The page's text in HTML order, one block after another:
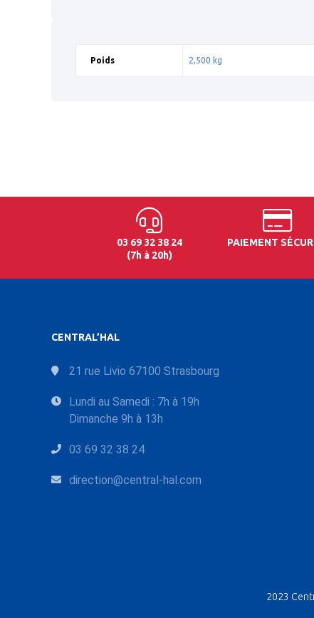
Poids 2,500 kg
03 69 32 38 24
(7h à 20h)
PAIEMENT
CENTRAL’HAL
21 rue Livio 67100 Strasbourg
Lundi au Samedi : 7h à 19h
Dimanche 9h à 13h
03 69 32 38 24
direction@central-hal.com
2023